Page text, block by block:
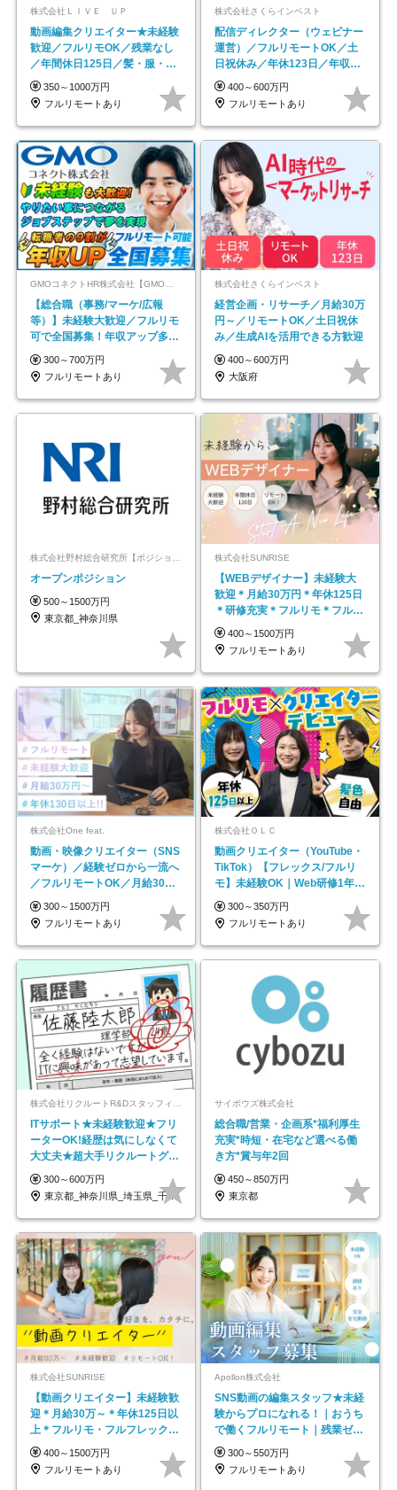
株式会社ＬＩＶＥ ＵＰ
動画編集クリエイター★未経験
歓迎／フルリモOK／残業なし
／年間休日125日／髪・服・ネ
イル自由／研修充実で安心
350～1000万円
フルリモートあり
株式会社さくらインベスト
配信ディレクター（ウェビナー
運営）／フルリモートOK／土
日祝休み／年休123日／年収
600万円可
400～600万円
フルリモートあり
GMOコネクトHR株式会社【GMOインターネットグループ】
【総合職（事務/マーケ/広報
等）】未経験大歓迎／フルリモ
可で全国募集！年収アップ多数
★年休最大130日★
300～700万円
フルリモートあり
株式会社さくらインベスト
経営企画・リサーチ／月給30万
円～／リモートOK／土日祝休
み／生成AIを活用できる方歓迎
400～600万円
大阪府
オープンポジション
500～1500万円
東京都_神奈川県
株式会社SUNRISE
【WEBデザイナー】未経験大
歓迎＊月給30万円＊年休125日
＊研修充実＊フルリモ＊フルフ
レックス＊
400～1500万円
フルリモートあり
株式会社One feat.
動画・映像クリエイター（SNS
マーケ）／経験ゼロから一流へ
／フルリモートOK／月給30万
円～／年休130日以上
300～1500万円
フルリモートあり
株式会社ＯＬＣ
動画クリエイター（YouTube・
TikTok）【フレックス/フルリ
モ】未経験OK｜Web研修1年間
｜副業OK
300～350万円
フルリモートあり
株式会社リクルートR&Dスタッフィング【リクルートグループ】
ITサポート★未経験歓迎★フリ
ーターOK!経歴は気にしなくて
大丈夫★超大手リクルートグル
ープの正社員/sg
300～600万円
東京都_神奈川県_埼玉県_千葉県_大阪府…
サイボウズ株式会社
総合職/営業・企画系*福利厚生
充実*時短・在宅など選べる働
き方*賞与年2回
450～850万円
東京都
株式会社SUNRISE
【動画クリエイター】未経験歓
迎＊月給30万～＊年休125日以
上＊フルリモ・フルフレックス
◆10名の採用が決定◆
400～1500万円
フルリモートあり
Apollon株式会社
SNS動画の編集スタッフ★未経
験からプロになれる！｜おうち
で働くフルリモート｜残業ゼロ
で18時退勤◎
300～550万円
フルリモートあり